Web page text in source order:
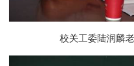
校关工委陆润麟